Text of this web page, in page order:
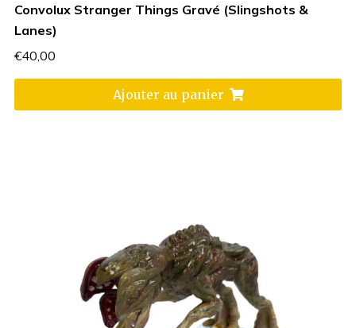
Convolux Stranger Things Gravé (Slingshots &
Lanes)
€40,00
Ajouter au panier